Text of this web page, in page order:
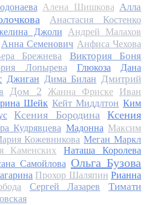
Алена Шишкова Алла
Анастасия Костенко
Джоли
Андрей Малахов
Анна Семенович Анфиса Чехова
Брежнева Виктория Боня
Лопырева Глюкоза
Дана
Джиган Дима Билан Дмитрий
Дом 2 Жанна Фриске
Иван
Шейк Кейт Миддлтон Ким
Ксения Бородина
Ксения
Кудрявцева Мадонна Максим
Кожевникова Меган Маркл
Каменских
Наташа Королева
Самойлова Ольга Бузова
Прохор Шаляпин Рианна
Сергей Лазарев
Тимати